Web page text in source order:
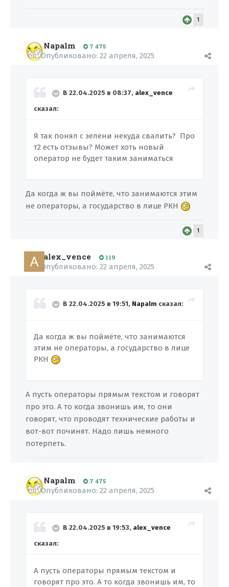
1
Napalm 7 475
Опубликовано: 22 апреля, 2025
В 22.04.2025 в 08:37, alex_vence
сказал:
Я так понял с зелени некуда свалить? Про
т2 есть отзывы? Может хоть новый
оператор не будет таким заниматься
Да когда ж вы поймёте, что занимаются этим
не операторы, а государство в лице РКН
1
alex_vence 119
Опубликовано: 22 апреля, 2025
В 22.04.2025 в 19:51, Napalm сказал:
Да когда ж вы поймёте, что занимаются
этим не операторы, а государство в лице
РКН
А пусть операторы прямым текстом и говорят
про это. А то когда звонишь им, то они
говорят, что проводят технические работы и
вот-вот починят. Надо лишь немного
потерпеть.
Napalm 7 475
Опубликовано: 22 апреля, 2025
В 22.04.2025 в 19:53, alex_vence
сказал:
А пусть операторы прямым текстом и
говорят про это. А то когда звонишь им, то